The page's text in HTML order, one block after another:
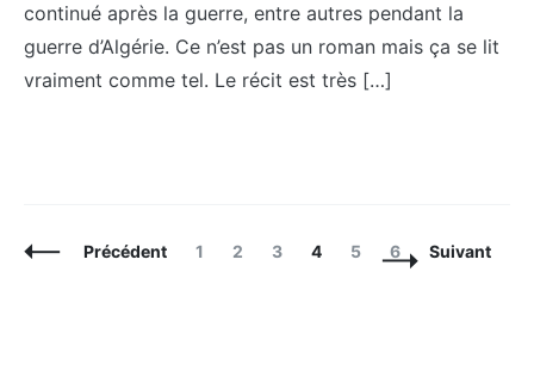
continué après la guerre, entre autres pendant la
guerre d’Algérie. Ce n’est pas un roman mais ça se lit
vraiment comme tel. Le récit est très […]
NavigationPrécédent Page
1 Page
2 Page
3 Page
4 Page
5 Page
6 Suivant